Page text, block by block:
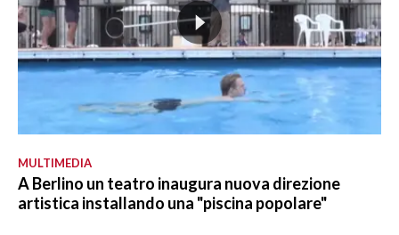
MULTIMEDIA
A Berlino un teatro inaugura nuova direzione
artistica installando una "piscina popolare"